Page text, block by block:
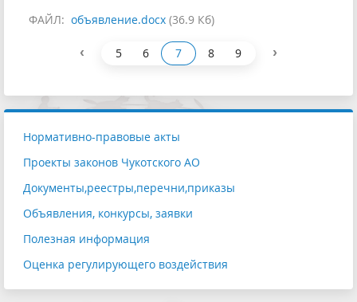
ФАЙЛ: объявление.docx (36.9 Кб)
‹ 5 6 7 8 9 ›
Нормативно-правовые акты
Проекты законов Чукотского АО
Документы,реестры,перечни,приказы
Объявления, конкурсы, заявки
Полезная информация
Оценка регулирующего воздействия